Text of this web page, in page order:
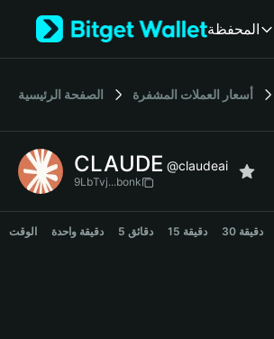
Tiếng Việt
Español (Latinoamérica)
Français
Deutsch
繁體中文
المحفظة
الصفحة الرئيسية أسعار العملات المشفرة
CLAUDE @claudeai
9LbTvj...bonk
CLAUDE Price Chart
الوقت دقيقة واحدة 5 دقائق 15 دقيقة 30 دقيقة